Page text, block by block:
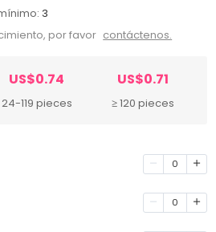
3
por favor contáctenos.
US$0.74
24-119 pieces
US$0.71
≥ 120 pieces
0
0